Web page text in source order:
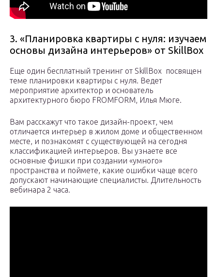
3. «Планировка квартиры с нуля: изучаем
основы дизайна интерьеров» от SkillBox
Еще один бесплатный тренинг от SkillBox посвящен
теме планировки квартиры с нуля. Ведет
мероприятие архитектор и основатель
архитектурного бюро FROMFORM, Илья Мюге.
Вам расскажут что такое дизайн-проект, чем
отличается интерьер в жилом доме и общественном
месте, и познакомят с существующей на сегодня
классификацией интерьеров. Вы узнаете все
основные фишки при создании «умного»
пространства и поймете, какие ошибки чаще всего
допускают начинающие специалисты. Длительность
вебинара 2 часа.